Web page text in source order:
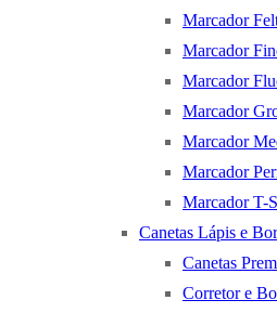
Marcador
Marcador
Marcador
Marcador
Marcador
Marcador
Marcador T-
Canetas Lápis e
Canetas
Corretor e